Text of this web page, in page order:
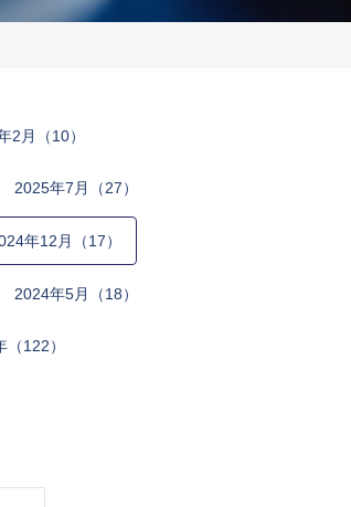
2月​（10）
2​0​2​5​年​7月​（27）
年​12月​（17）
2​0​2​4​年​5月​（18）
（122）